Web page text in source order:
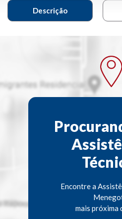
Descrição
Encontre a
mais próxima